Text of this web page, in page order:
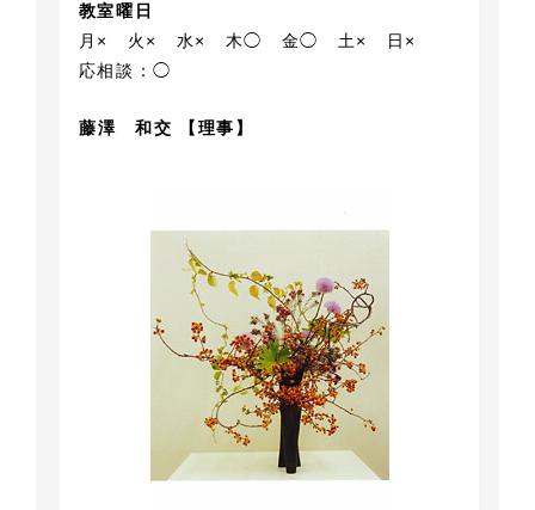
教室曜日
月×
火× 水× 木◯ 金◯ 土×
日×
応相談：◯
藤澤 和交 【理事】